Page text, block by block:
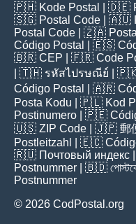
🇵🇭 Kode Postal | 🇩🇪
🇸🇬 Postal Code | 🇦🇺
Postal Code | 🇿🇦
Código Postal
| 🇪🇸
🇧🇷 CEP | 🇫🇷 Code
| 🇹🇭 รหัสไปรษณีย์ |
Código Postal
| 🇦🇷
Posta Kodu | 🇵🇱 Kod
Postinumero | 🇵🇪
🇺🇸 ZIP Code | 🇯🇵 郵
Postleitzahl
| 🇪🇨
🇷🇺 Почтовый индекс
Postnummer | 🇧🇩
Postnummer
© 2026 CodPostal.org